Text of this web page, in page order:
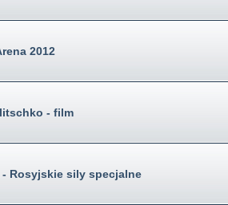
2012
- film
- Rosyjskie sily specjalne